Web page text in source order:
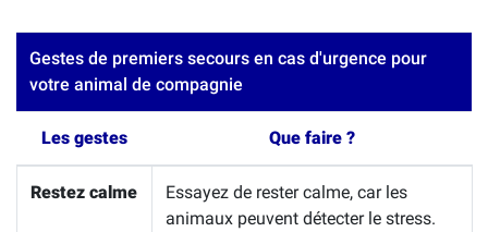
Gestes de premiers secours en cas d'urgence pour
votre animal de compagnie
Les gestes Que faire ?
Restez calme
Essayez de rester calme, car les
animaux peuvent détecter le stress.